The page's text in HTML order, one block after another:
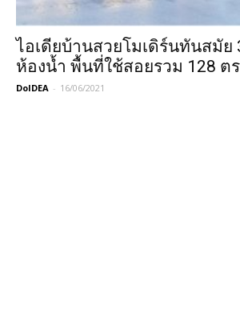
ไอเดียบ้านสวยโมเดิร์นทันสมัย
ห้องน้ำ พื้นที่ใช้สอยรวม 128 ต
DoIDEA - 16/06/2021